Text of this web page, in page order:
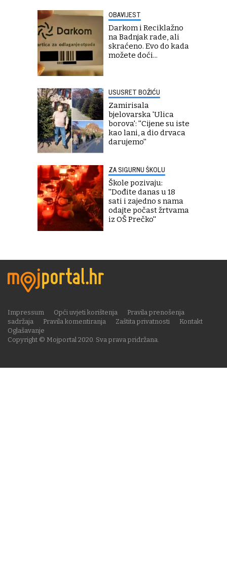
OBAVIJEST
Darkom i Reciklažno
na Badnjak rade, ali
skraćeno. Evo do kada
možete doći...
USUSRET BOŽIĆU
Zamirisala
bjelovarska 'Ulica
borova': ''Cijene su iste
kao lani, a dio drvaca
darujemo''
ZA SIGURNU ŠKOLU
Škole pozivaju:
''Dođite danas u 18
sati i zajedno s nama
odajte počast žrtvama
iz OŠ Prečko''
Copyright © Mojportal 2020. Sva prava pridržana.
Impressum Opći uvjeti korištenja
Pravila prenošenja
sadržaja
Pravila komentiranja Zaštita privatnosti
Kontakt
Oglašavanje